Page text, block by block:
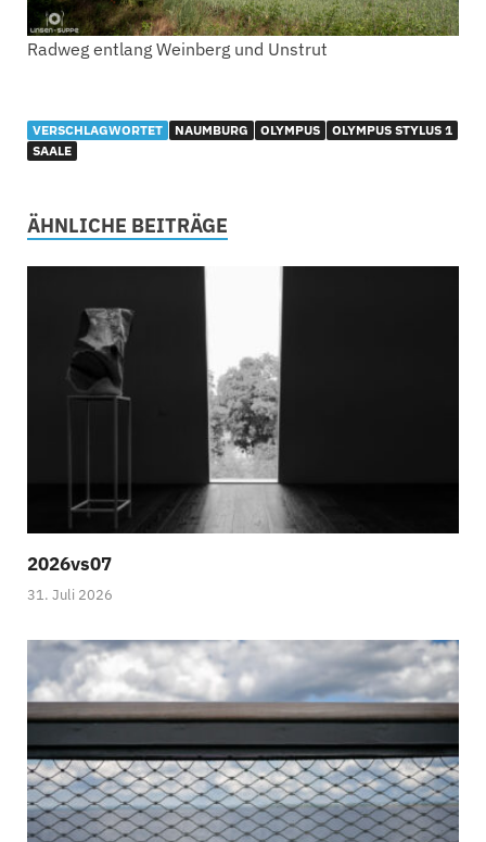
Radweg entlang Weinberg und Unstrut
VERSCHLAGWORTET NAUMBURG OLYMPUS
OLYMPUS STYLUS 1
SAALE
ÄHNLICHE BEITRÄGE
2026vs07
31. Juli 2026